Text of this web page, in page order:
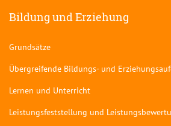
Bildung und Erziehung
Grundsätze
Übergreifende Bildungs- und
Lernen und Unterricht
Leistungsfeststellung und